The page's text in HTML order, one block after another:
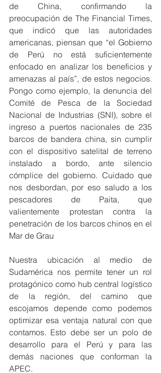
de China, confirmando la
preocupación de The Financial Times,
que indicó que las autoridades
americanas, piensan que “el Gobierno
de Perú no está suficientemente
enfocado en analizar los beneficios y
amenazas al país”, de estos negocios.
Pongo como ejemplo, la denuncia del
Comité de Pesca de la Sociedad
Nacional de Industrias (SNI), sobre el
ingreso a puertos nacionales de 235
barcos de bandera china, sin cumplir
con el dispositivo satelital de terreno
instalado a bordo, ante silencio
cómplice del gobierno. Cuidado que
nos desbordan, por eso saludo a los
pescadores de Paita, que
valientemente protestan contra la
penetración de los barcos chinos en el
Mar de Grau
Nuestra ubicación al medio de
Sudamérica nos permite tener un rol
protagónico como hub central logístico
de la región, del camino que
escojamos depende como podemos
optimizar esa ventaja natural con que
contamos. Esto debe ser un polo de
desarrollo para el Perú y para las
demás naciones que conforman la
APEC.